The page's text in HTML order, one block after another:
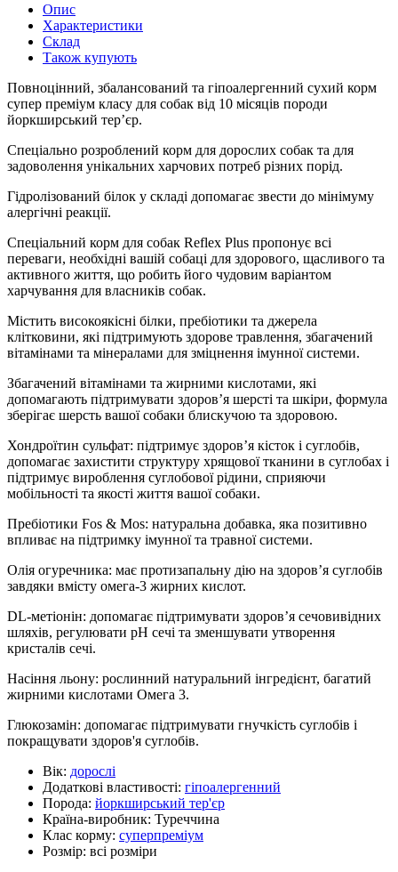
Опис
Характеристики
Склад
Також купують
Повноцінний, збалансований та гіпоалергенний сухий корм
супер преміум класу для собак від 10 місяців породи
йоркширський тер’єр.
Спеціально розроблений корм для дорослих собак та для
задоволення унікальних харчових потреб різних порід.
Гідролізований білок у складі допомагає звести до мінімуму
алергічні реакції.
Спеціальний корм для собак Reflex Plus пропонує всі
переваги, необхідні вашій собаці для здорового, щасливого та
активного життя, що робить його чудовим варіантом
харчування для власників собак.
Містить високоякісні білки, пребіотики та джерела
клітковини, які підтримують здорове травлення, збагачений
вітамінами та мінералами для зміцнення імунної системи.
Збагачений вітамінами та жирними кислотами, які
допомагають підтримувати здоров’я шерсті та шкіри, формула
зберігає шерсть вашої собаки блискучою та здоровою.
Хондроїтин сульфат: підтримує здоров’я кісток і суглобів,
допомагає захистити структуру хрящової тканини в суглобах і
підтримує вироблення суглобової рідини, сприяючи
мобільності та якості життя вашої собаки.
Пребіотики Fos & Mos: натуральна добавка, яка позитивно
впливає на підтримку імунної та травної системи.
Олія огуречника: має протизапальну дію на здоров’я суглобів
завдяки вмісту омега-3 жирних кислот.
DL-метіонін: допомагає підтримувати здоров’я сечовивідних
шляхів, регулювати pH сечі та зменшувати утворення
кристалів сечі.
Насіння льону: рослинний натуральний інгредієнт, багатий
жирними кислотами Омега 3.
Глюкозамін: допомагає підтримувати гнучкість суглобів і
покращувати здоров'я суглобів.
Вік: дорослі
Додаткові властивості: гіпоалергенний
Порода: йоркширський тер'єр
Країна-виробник: Туреччина
Клас корму: суперпреміум
Розмір: всі розміри